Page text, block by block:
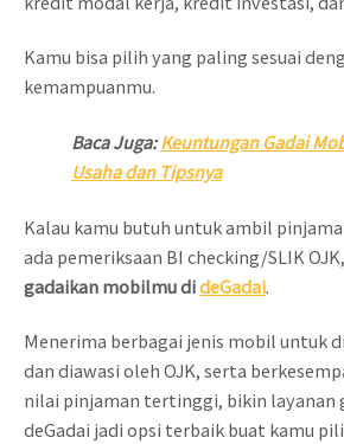
Kamu bisa pilih yang paling sesuai
kemampuanmu.
Baca Juga:Keuntungan Gadai
Usaha dan Tipsnya
Kalau kamu butuh untuk ambil
ada pemeriksaan BI checking/SLIK
gadaikan mobilmu dideGadai.
Menerima berbagai jenis mobil untuk
dan diawasi oleh OJK, serta
nilai pinjaman tertinggi, bikin layanan
deGadai jadi opsi terbaik buat kamu